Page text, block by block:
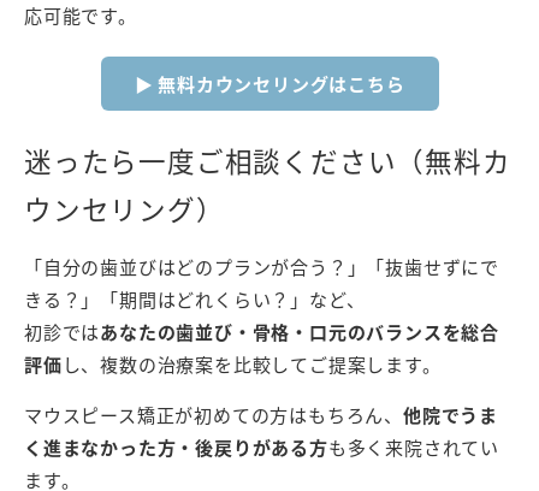
応可能です。
▶ 無料カウンセリングはこちら
迷ったら一度ご相談ください（無料カ
ウンセリング）
「自分の歯並びはどのプランが合う？」「抜歯せずにで
きる？」「期間はどれくらい？」など、
初診ではあなたの歯並び・骨格・口元のバランスを総合
評価し、複数の治療案を比較してご提案します。
マウスピース矯正が初めての方はもちろん、 他院でうま
く進まなかった方・後戻りがある方も多く来院されてい
ます。